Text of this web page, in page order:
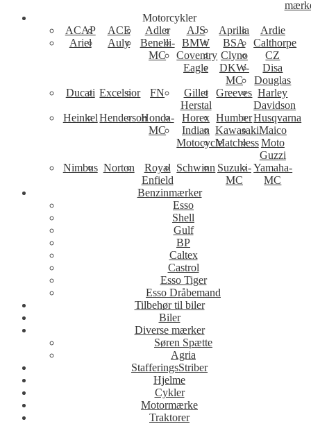
Motorcykler
ACAP
ACE Adler AJS Aprilia
Ardie
Ariel
Auly
Benelli-
MC
BMW BSA
Calthorpe
Coventry
Eagle
Clyno
CZ
DKW-
MC
Disa
Douglas
Ducati Excelsior FN
Gillet
Herstal
Greeves Harley
Davidson
Heinkel HendersonHonda-
MC
Horex HumberHusqvarna
Indian
Motocycle
KawasakiMaico
MatchlessMoto
Guzzi
Nimbus Norton
Royal
Enfield
Schwinn Suzuki-
MC
Yamaha-
MC
Benzinmærker
Esso
Shell
Gulf
BP
Caltex
Castrol
Esso Tiger
Esso Dråbemand
Tilbehør til biler
Biler
Diverse mærker
Søren Spætte
Agria
StafferingsStriber
Hjelme
Cykler
Motormærke
Traktorer